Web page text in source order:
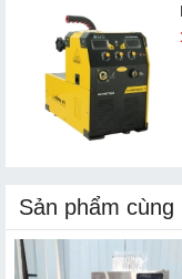
Sản phẩm cùng